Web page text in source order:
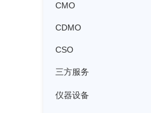
CMO
CDMO
CSO
三方服务
仪器设备